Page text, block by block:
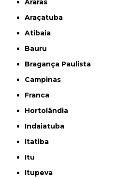
Araras
Araçatuba
Atibaia
Bauru
Bragança Paulista
Campinas
Franca
Hortolândia
Indaiatuba
Itatiba
Itu
Itupeva